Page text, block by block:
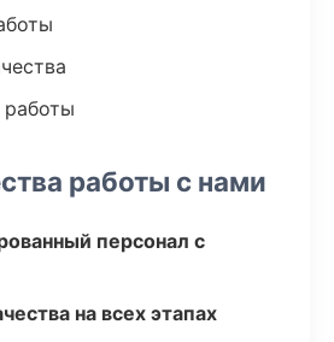
работы с нами
персонал с
на всех этапах